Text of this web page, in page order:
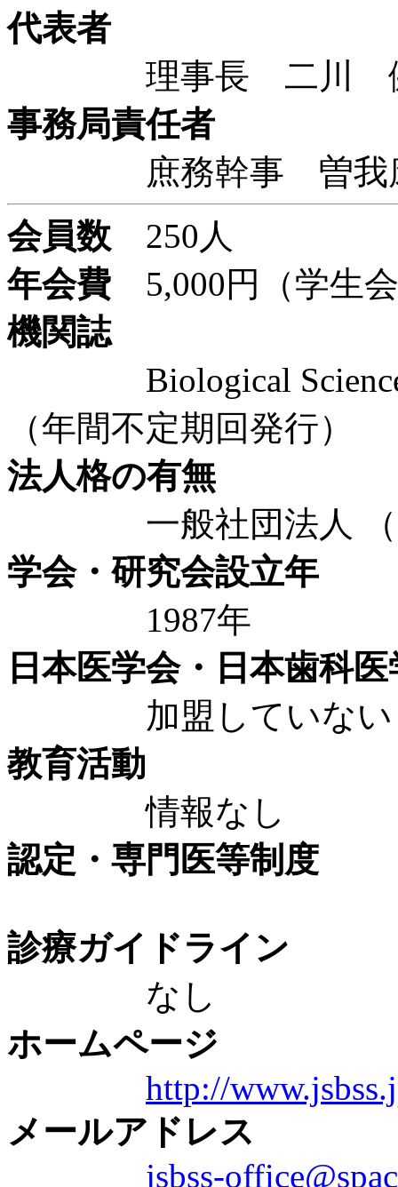
代表者
理事長 二川 健
事務局責任者
庶務幹事 曽我康
会員数 250人
年会費 5,000円（学生
機関誌
Biological Sciences
（年間不定期回発行）
法人格の有無
一般社団法人 （
学会・研究会設立年
1987年
日本医学会・日本歯科
加盟していない
教育活動
情報なし
認定・専門医等制度
診療ガイドライン
なし
ホームページ
http://
メールアドレス
jsbss-